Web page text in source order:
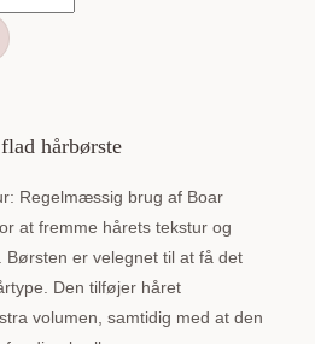
hårbørste
Regelmæssig brug af Boar
at fremme hårets tekstur og
Børsten er velegnet til at få det
Den tilføjer håret
volumen, samtidig med at den